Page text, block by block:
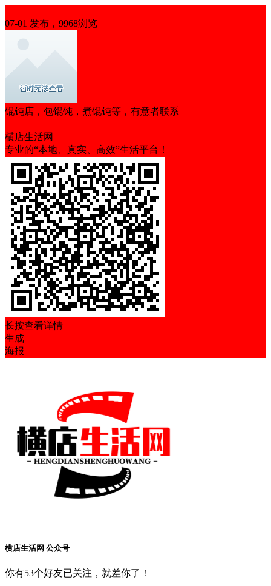
07-01 发布，9968浏览
馄饨店，包馄饨，煮馄饨等，有意者联系
横店生活网
专业的“本地、真实、高效”生活平台！
长按查看详情
生成
海报
横店生活网 公众号
你有53个好友已关注，就差你了！